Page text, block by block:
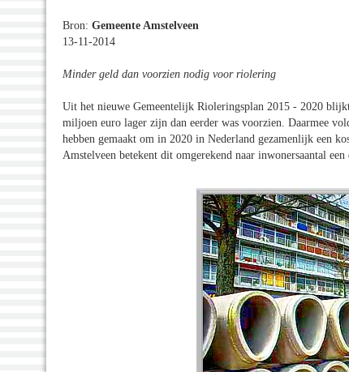
Bron: Gemeente Amstelveen
13-11-2014
Minder geld dan voorzien nodig voor riolering
Uit het nieuwe Gemeentelijk Rioleringsplan 2015 - 2020
miljoen euro lager zijn dan eerder was voorzien. Daarmee
hebben gemaakt om in 2020 in Nederland gezamenlijk een
Amstelveen betekent dit omgerekend naar inwonersaantal